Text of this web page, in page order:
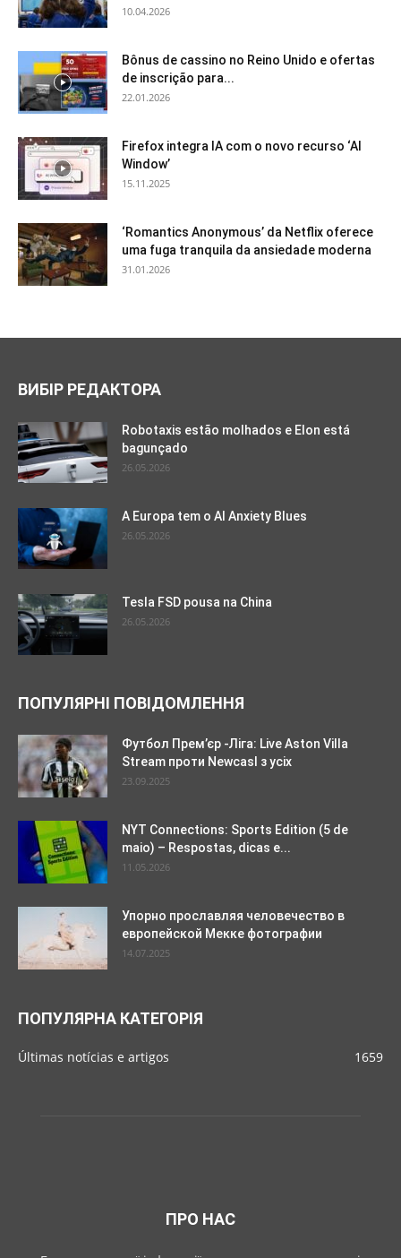
10.04.2026
Bônus de cassino no Reino Unido e ofertas
de inscrição para...
22.01.2026
Firefox integra IA com o novo recurso ‘AI
Window’
15.11.2025
‘Romantics Anonymous’ da Netflix oferece
uma fuga tranquila da ansiedade moderna
31.01.2026
ВИБІР РЕДАКТОРА
Robotaxis estão molhados e Elon está
bagunçado
26.05.2026
A Europa tem o AI Anxiety Blues
26.05.2026
Tesla FSD pousa na China
26.05.2026
ПОПУЛЯРНІ ПОВІДОМЛЕННЯ
Футбол Прем’єр -Ліга: Live Aston Villa
Stream проти Newcasl з усіх
23.09.2025
NYT Connections: Sports Edition (5 de
maio) – Respostas, dicas e...
11.05.2026
Упорно прославляя человечество в
европейской Мекке фотографии
14.07.2025
ПОПУЛЯРНА КАТЕГОРІЯ
Últimas notícias e artigos 1659
ПРО НАС